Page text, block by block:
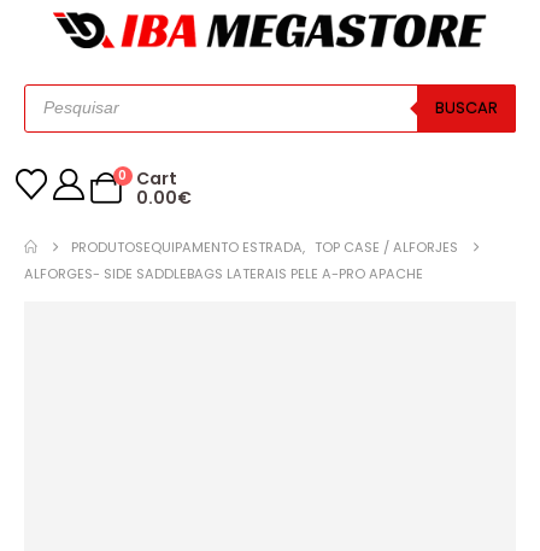
BUSCAR
0
Cart
0.00€
PRODUTOSEQUIPAMENTO ESTRADA, TOP CASE / ALFORJES
ALFORGES- SIDE SADDLEBAGS LATERAIS PELE A-PRO APACHE